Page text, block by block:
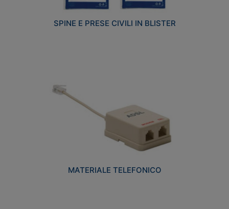
SPINE E PRESE CIVILI IN BLISTER
MATERIALE TELEFONICO